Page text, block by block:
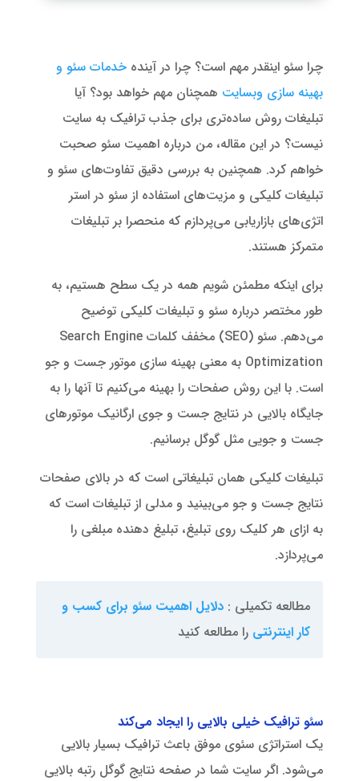
چرا سئو اینقدر مهم است؟ چرا در آینده خدمات سئو و
بهینه سازی وبسایت همچنان مهم خواهد بود؟ آیا
تبلیغات روش ساده‌تری برای جذب ترافیک به سایت
نیست؟ در این مقاله، من درباره اهمیت سئو صحبت
خواهم کرد. همچنین به بررسی دقیق تفاوت‌های سئو و
تبلیغات کلیکی و مزیت‌های استفاده از سئو در استر
اتژی‌های بازاریابی می‌پردازم که منحصرا بر تبلیغات
متمرکز هستند.
برای اینکه مطمئن شویم همه در یک سطح هستیم، به
طور مختصر درباره سئو و تبلیغات کلیکی توضیح
می‌دهم. سئو (SEO) مخفف کلمات Search Engine
Optimization به معنی بهینه سازی موتور جست و جو
است. با این روش صفحات را بهینه می‌کنیم تا آنها را به
جایگاه بالایی در نتایج جست و جوی ارگانیک موتورهای
جست و جویی مثل گوگل برسانیم.
تبلیغات کلیکی همان تبلیغاتی است که در بالای صفحات
نتایج جست و جو می‌بینید و مدلی از تبلیغات است که
به ازای هر کلیک روی تبلیغ، تبلیغ دهنده مبلغی را
می‌پردازد.
مطالعه تکمیلی : دلایل اهمیت سئو برای کسب و
کار اینترنتی را مطالعه کنید
سئو ترافیک خیلی بالایی را ایجاد می‌کند
یک استراتژی سئوی موفق باعث ترافیک بسیار بالایی
می‌شود. اگر سایت شما در صفحه نتایج گوگل رتبه بالایی